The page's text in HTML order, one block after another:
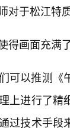
对于松江特
得画面充满
可以推测
上进行了
过技术手